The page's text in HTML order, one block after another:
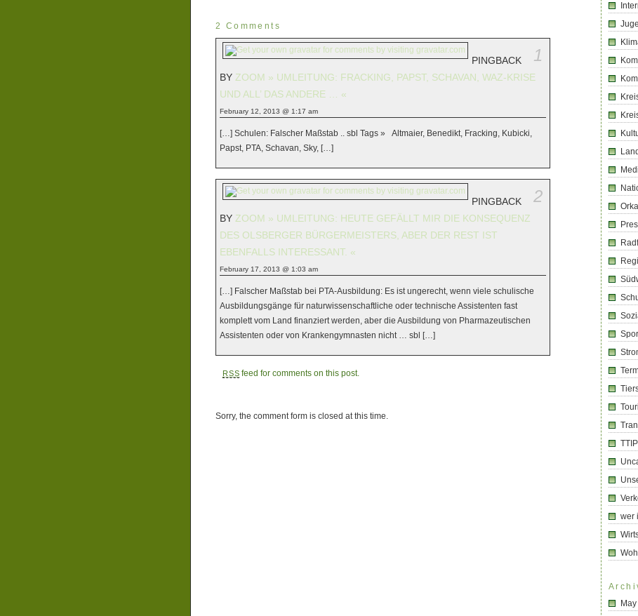
2 Comments
1
PINGBACK
BY ZOOM » UMLEITUNG: FRACKING, PAPST, SCHAVAN, WAZ-KRISE
UND ALL’ DAS ANDERE … «
February 12, 2013 @ 1:17 am
[…] Schulen: Falscher Maßstab .. sbl Tags » Altmaier, Benedikt, Fracking, Kubicki,
Papst, PTA, Schavan, Sky, […]
2
PINGBACK
BY ZOOM » UMLEITUNG: HEUTE GEFÄLLT MIR DIE KONSEQUENZ
DES OLSBERGER BÜRGERMEISTERS, ABER DER REST IST
EBENFALLS INTERESSANT. «
February 17, 2013 @ 1:03 am
[…] Falscher Maßstab bei PTA-Ausbildung: Es ist ungerecht, wenn viele schulische
Ausbildungsgänge für naturwissenschaftliche oder technische Assistenten fast
komplett vom Land finanziert werden, aber die Ausbildung von Pharmazeutischen
Assistenten oder von Krankengymnasten nicht … sbl […]
RSS feed for comments on this post.
Sorry, the comment form is closed at this time.
TTIP
wer